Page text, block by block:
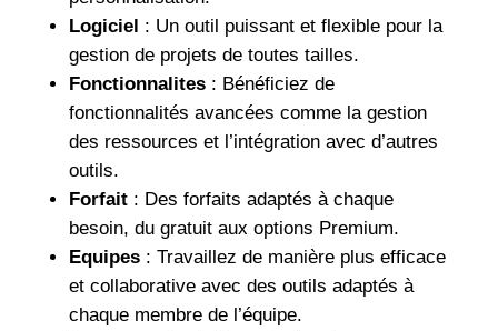
Logiciel : Un outil puissant et flexible pour la
gestion de projets de toutes tailles.
Fonctionnalites: Bénéficiez de
fonctionnalités avancées comme la gestion
des ressources et l’intégration avec d’autres
outils.
Forfait: Des forfaits adaptés à chaque
besoin, du gratuit aux options Premium.
Equipes: Travaillez de manière plus efficace
et collaborative avec des outils adaptés à
chaque membre de l’équipe.